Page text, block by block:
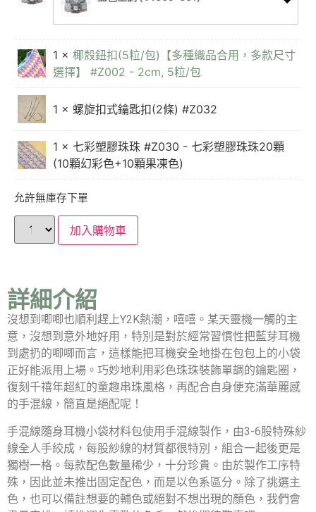
1 × 椰殼鈕扣(5粒/包)【多種織品合用，多款尺寸
選擇】 #Z002 - 2cm, 5粒/包
1 × 螺旋扣式鑰匙扣(2條) #Z032
1 × 七彩塑膠珠珠 #Z030 - 七彩塑膠珠珠20顆
(10顆幻彩色+10顆果凍色)
允許無庫存下單
加入購物車
詳細介紹
沒想到唧唧也順利趕上Y2K熱潮，嘻嘻。某天靈機一觸的主
意，沒想到意外地好用，特別是對於經常習慣性把藍芽耳機
到處扔的唧唧而言，這樣能把耳機安全地掛在包包上的小袋
正好能派用上場。巧妙地利用彩色珠珠裝飾單調的鑰匙圈，
復刻千禧年超紅的童趣串珠風格，再配合自身便充滿華麗感
的手混線，簡直是絕配呢！
手混線隨身耳機小袋材料包使用手混線製作，由3-6股特殊紗
線全人手絞成，每股紗線的材質都很特別，組合一起後更是
獨樹一格。每款配色數量稀少，十分珍貴。由於製作工序特
殊，因此並未推出固定配色，而是以色系區分。除了挑選主
色，也可以備註想要的輔色或絕對不想出現的顏色，我們會